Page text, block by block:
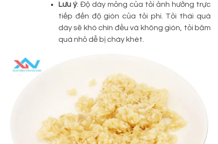
Lưu ý: Độ dày mỏng của tỏi ảnh hưởng trực
tiếp đến độ giòn của tỏi phi. Tỏi thái quá
dày sẽ khó chín đều và không giòn, tỏi băm
quá nhỏ dễ bị cháy khét.